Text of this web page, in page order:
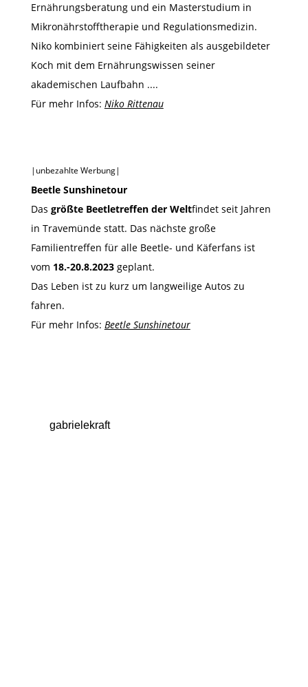
Ernährungsberatung und ein Masterstudium in
Mikronährstofftherapie und Regulationsmedizin.
Niko kombiniert seine Fähigkeiten als ausgebildeter
Koch mit dem Ernährungswissen seiner
akademischen Laufbahn ....
Für mehr Infos: Niko Rittenau
|unbezahlte Werbung|
Beetle Sunshinetour
Das größte Beetletreffen der Weltfindet seit Jahren
in Travemünde statt. Das nächste große
Familientreffen für alle Beetle- und Käferfans ist
vom 18.-20.8.2023geplant.
Das Leben ist zu kurz um langweilige Autos zu
fahren.
Für mehr Infos: Beetle Sunshinetour
gabrielekraft